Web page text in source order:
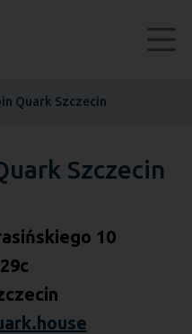
Quark Szczecin
Szczecin
10